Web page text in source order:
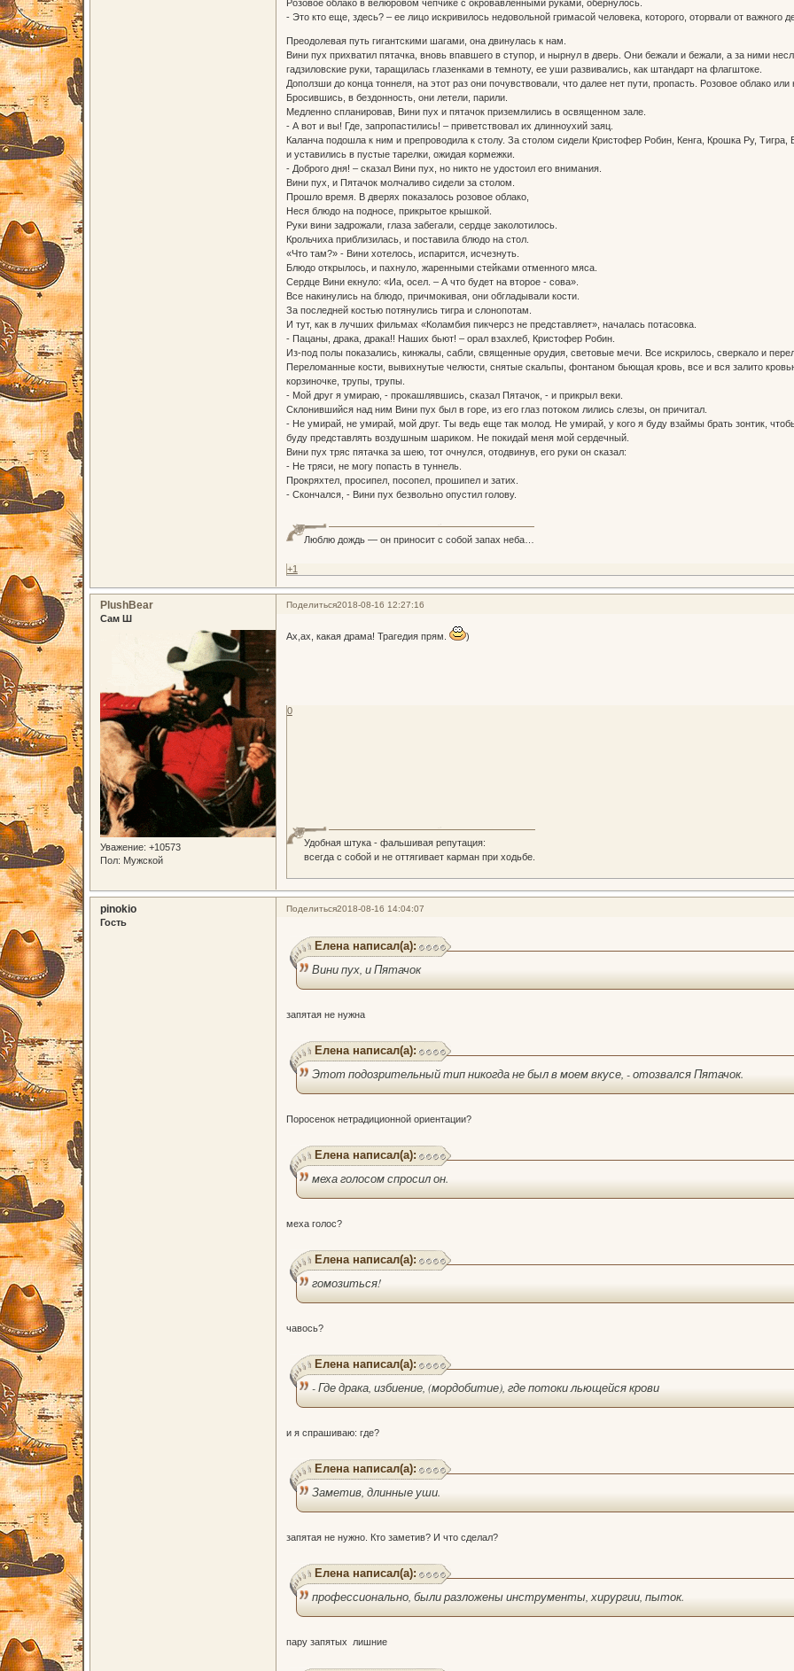
Розовое облако в велюровом чепчике с окровавленными руками, обернулось.
- Это кто еще, здесь? – ее лицо искривилось недовольной гримасой человека, которого, оторвали от важного
Преодолевая путь гигантскими шагами, она двинулась к нам.
Вини пух прихватил пятачка, вновь впавшего в ступор, и нырнул в дверь. Они бежали и бежали, а за ними
гадзиловские руки, таращилась глазенками в темноту, ее уши развивались, как штандарт на флагштоке.
Доползши до конца тоннеля, на этот раз они почувствовали, что далее нет пути, пропасть. Розовое облако
Бросившись, в бездонность, они летели, парили.
Медленно спланировав, Вини пух и пятачок приземлились в освященном зале.
- А вот и вы! Где, запропастились! – приветствовал их длинноухий заяц.
Каланча подошла к ним и препроводила к столу. За столом сидели Кристофер Робин, Кенга, Крошка Ру,
и уставились в пустые тарелки, ожидая кормежки.
- Доброго дня! – сказал Вини пух, но никто не удостоил его внимания.
Вини пух, и Пятачок молчаливо сидели за столом.
Прошло время. В дверях показалось розовое облако,
Неся блюдо на подносе, прикрытое крышкой.
Руки вини задрожали, глаза забегали, сердце заколотилось.
Крольчиха приблизилась, и поставила блюдо на стол.
«Что там?» - Вини хотелось, испарится, исчезнуть.
Блюдо открылось, и пахнуло, жаренными стейками отменного мяса.
Сердце Вини екнуло: «Иа, осел. – А что будет на второе - сова».
Все накинулись на блюдо, причмокивая, они обгладывали кости.
За последней костью потянулись тигра и слонопотам.
И тут, как в лучших фильмах «Коламбия пикчерсз не представляет», началась потасовка.
- Пацаны, драка, драка!! Наших бьют! – орал взахлеб, Кристофер Робин.
Из-под полы показались, кинжалы, сабли, священные орудия, световые мечи. Все искрилось, сверкало и
Переломанные кости, вывихнутые челюсти, снятые скальпы, фонтаном бьющая кровь, все и вся залито
корзиночке, трупы, трупы.
- Мой друг я умираю, - прокашлявшись, сказал Пятачок, - и прикрыл веки.
Склонившийся над ним Вини пух был в горе, из его глаз потоком лились слезы, он причитал.
- Не умирай, не умирай, мой друг. Ты ведь еще так молод. Не умирай, у кого я буду взаймы брать зонтик,
буду представлять воздушным шариком. Не покидай меня мой сердечный.
Вини пух тряс пятачка за шею, тот очнулся, отодвинув, его руки он сказал:
- Не тряси, не могу попасть в туннель.
Прокряхтел, просипел, посопел, прошипел и затих.
- Скончался, - Вини пух безвольно опустил голову.
Люблю дождь — он приносит с собой запах неба…
+1
Поделиться2018-08-16 12:27:16
PlushBear
Сам Ш
Уважение: +10573
Пол: Мужской
Ах,ах, какая драма! Трагедия прям. )
Удобная штука - фальшивая репутация:
всегда с собой и не оттягивает карман при ходьбе.
0
Поделиться2018-08-16 14:04:07
pinokio
Гость
Елена написал(а):
Вини пух, и Пятачок
запятая не нужна
Елена написал(а):
Этот подозрительный тип никогда не был в моем вкусе, - отозвался Пятачок.
Поросенок нетрадиционной ориентации?
Елена написал(а):
меха голосом спросил он.
меха голос?
Елена написал(а):
гомозиться!
чавось?
Елена написал(а):
- Где драка, избиение, (мордобитие), где потоки льющейся крови
и я спрашиваю: где?
Елена написал(а):
Заметив, длинные уши.
запятая не нужно. Кто заметив? И что сделал?
Елена написал(а):
профессионально, были разложены инструменты, хирургии, пыток.
пару запятых лишние